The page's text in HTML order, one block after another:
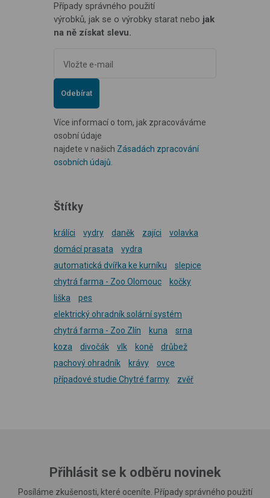
Případy správného použití
výrobků, jak se o výrobky starat nebo jak
na ně získat slevu.
Odebírat
Více informací o tom, jak zpracováváme
osobní údaje
najdete v našich Zásadách zpracování
osobních údajů.
Štítky
králíci vydry daněk zajíci
volavka
domácí prasata
vydra
automatická dvířka ke kurníku
slepice
chytrá farma - Zoo Olomouc
kočky
liška
pes
elektrický ohradník solární systém
chytrá farma - Zoo Zlín
kuna
srna
koza
divočák vlk koně
drůbež
pachový ohradník
krávy
ovce
případové studie Chytré farmy
zvěř
Přihlásit se k odběru novinek
Posíláme zkušenosti, které oceníte. Případy správného použití